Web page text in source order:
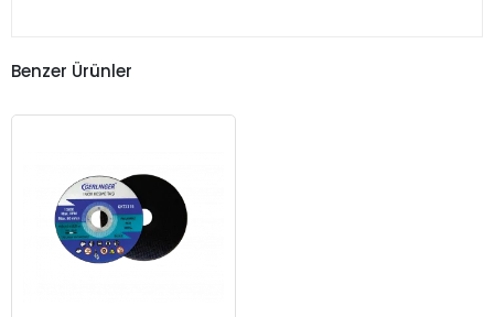
Benzer Ürünler